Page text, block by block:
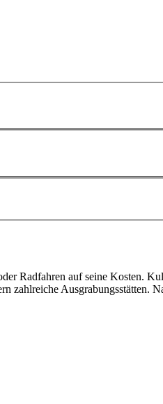
Radfahren auf seine Kosten.
zahlreiche Ausgrabungsstätten.